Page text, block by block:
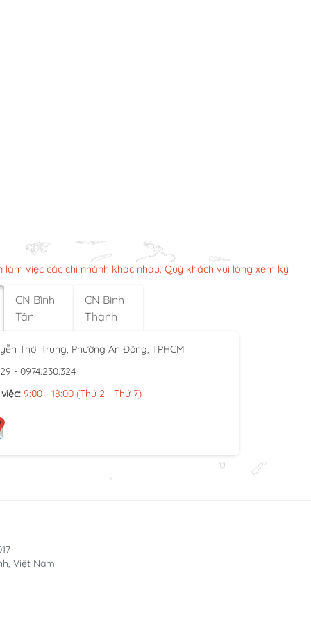
làm việc các chi nhánh khác nhau. Quý khách vui lòng xem kỹ
CN Bình
Tân
CN Bình
Thạnh
Thời Trung, Phường An Đông, TPHCM
- 0974.230.324
9:00 - 18:00 (Thứ 2 - Thứ 7)
Việt Nam